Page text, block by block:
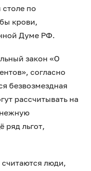
столе по
крови,
Думе РФ.
закон «О
согласно
безвозмездная
рассчитывать на
ряд льгот,
люди,